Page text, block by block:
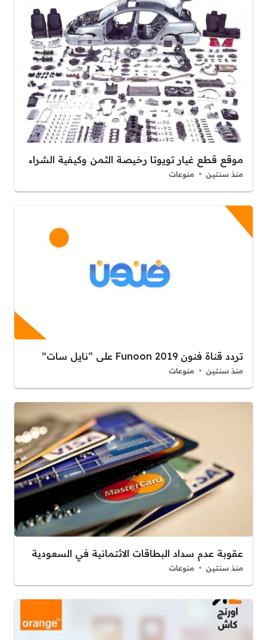
موقع قطع غيار تويوتا رخيصة الثمن وكيفية الشراء
منذ سنتين منوعات
تردد قناة فنون Funoon 2019 على “نايل سات”
منذ سنتين منوعات
عقوبة عدم سداد البطاقات الائتمانية في السعودية
منذ سنتين منوعات